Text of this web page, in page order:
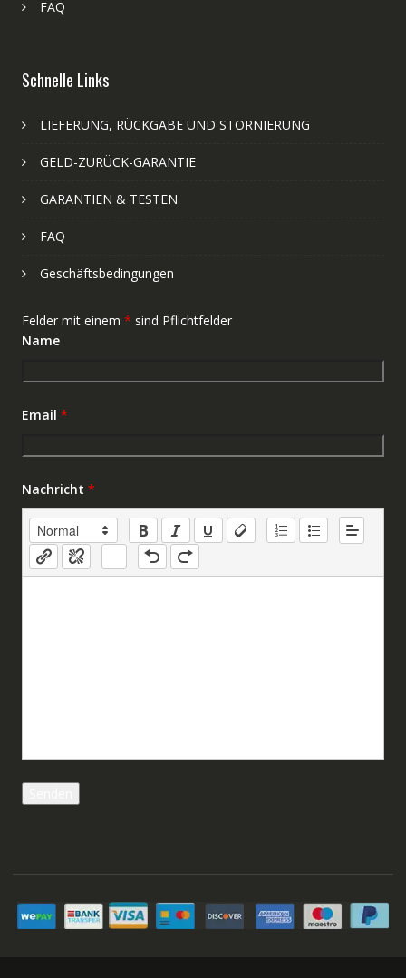
FAQ
Schnelle Links
LIEFERUNG, RÜCKGABE UND STORNIERUNG
GELD-ZURÜCK-GARANTIE
GARANTIEN & TESTEN
FAQ
Geschäftsbedingungen
Felder mit einem * sind Pflichtfelder
Name
Email *
Nachricht *